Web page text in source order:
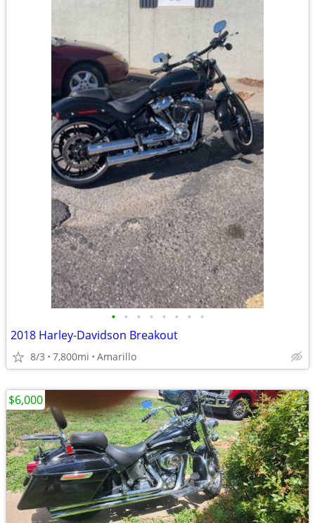
• • • • • • • •
2018 Harley-Davidson Breakout
8/3 7,800mi Amarillo
$6,000